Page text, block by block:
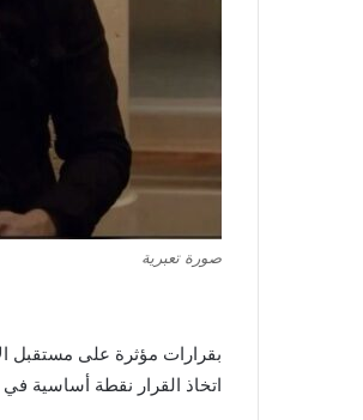
صورة تعبرية
بقرارات مؤثرة على مستقبل
اتخاذ القرار نقطة أساسية